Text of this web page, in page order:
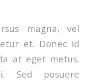
magna, vel
et. Donec id
at eget metus.
Sed posuere